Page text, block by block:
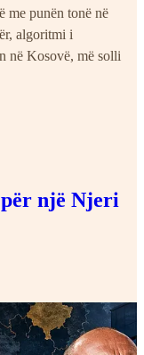
me punën tonë në
algoritmi i
në Kosovë, më solli
një Njeri